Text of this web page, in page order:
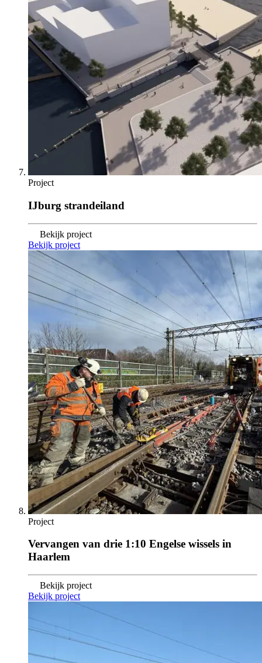
Project
IJburg strandeiland
Bekijk project
Bekijk project
Project
Vervangen van drie 1:10 Engelse wissels in
Haarlem
Bekijk project
Bekijk project